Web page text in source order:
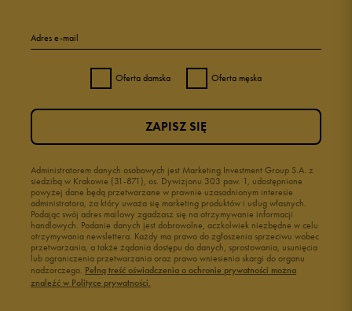
Adres e-mail
Oferta damska Oferta męska
Administratorem danych osobowych jest Marketing Investment Group S.A. z
siedzibą w Krakowie (31-871), os. Dywizjonu 303 paw. 1, udostępnione
powyżej dane będą przetwarzane w prawnie uzasadnionym interesie
administratora, za który uważa się marketing produktów i usług własnych.
Podając swój adres mailowy zgadzasz się na otrzymywanie informacji
handlowych. Podanie danych jest dobrowolne, aczkolwiek niezbędne w celu
otrzymywania newslettera. Każdy ma prawo do zgłoszenia sprzeciwu wobec
przetwarzania, a także żądania dostępu do danych, sprostowania, usunięcia
lub ograniczenia przetwarzania oraz prawo wniesienia skargi do organu
nadzorczego. Pełną treść oświadczenia o ochronie prywatności można
znaleźć w Polityce prywatności.
ZAPISZ SIĘ